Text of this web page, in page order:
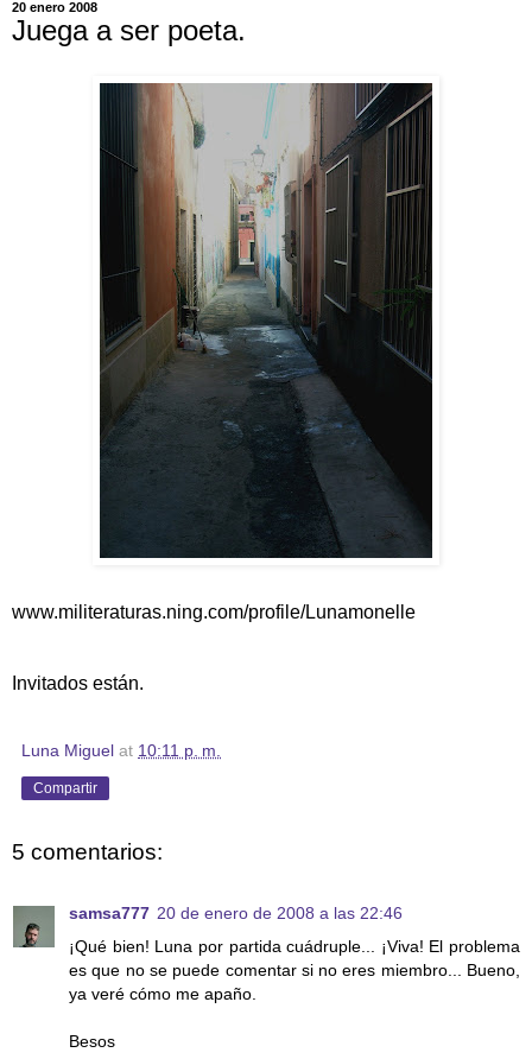
20 enero 2008
Juega a ser poeta.
www.militeraturas.ning.com/profile/Lunamonelle
Invitados están.
Luna Miguel at 10:11 p. m.
Compartir
5 comentarios:
samsa777 20 de enero de 2008 a las 22:46
¡Qué bien! Luna por partida cuádruple... ¡Viva! El problema
es que no se puede comentar si no eres miembro... Bueno,
ya veré cómo me apaño.
Besos